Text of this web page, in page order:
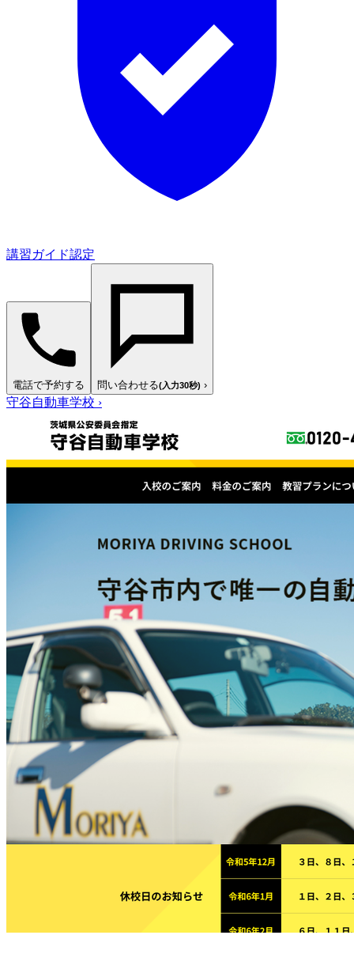
講習ガイド認定
電話で予約する 問い合わせる(入力30秒) ›
守谷自動車学校 ›